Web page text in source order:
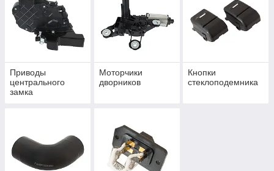
Приводы
центрального
замка
Моторчики
дворников
Кнопки
стеклоподемника